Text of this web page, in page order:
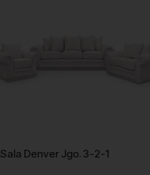
Sala Denver Jgo. 3-2-1